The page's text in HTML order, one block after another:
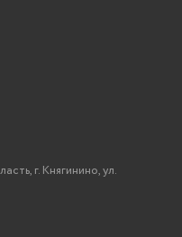
г. Княгинино, ул.